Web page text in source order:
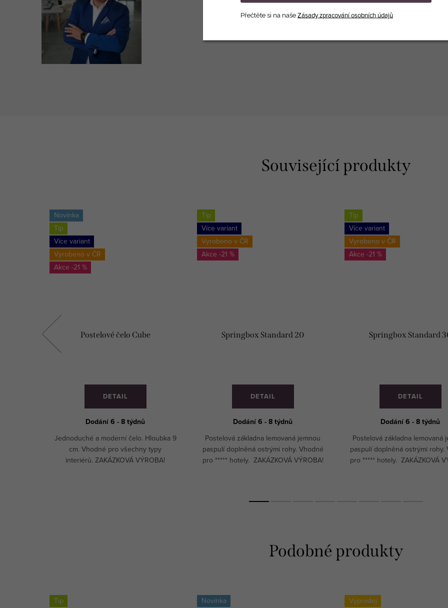
Související produkty
Novinka
Tip
Více variant
Vyrobeno v ČR
-21 %
Postelové čelo Cube
DETAIL
Dodání 6 - 8 týdnů
Jednoduché a moderní čelo. Hloubka 9
cm. Vhodné pro všechny typy
interiérů. ZAKÁZKOVÁ VÝROBA!
Tip
Více variant
Vyrobeno v ČR
-21 %
Springbox Standard 20
DETAIL
Dodání 6 - 8 týdnů
Postelová základna lemovaná jemnou
paspulí doplněná ostrými rohy. Vhodné
pro ***** hotely. ZAKÁZKOVÁ VÝROBA!
Tip
Více variant
Vyrobeno v ČR
-21 %
Springbox Standard
DETAIL
Dodání 6 - 8 týdnů
Postelová základna lemovaná
paspulí doplněná ostrými rohy.
pro ***** hotely. ZAKÁZKOVÁ
Tip Novinka Výprodej
Přečtěte si na naše Zásady zpracování osobních údajů